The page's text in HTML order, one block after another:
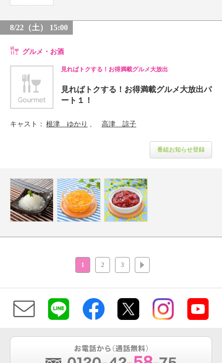
8/22（土） 15:00
グルメ・お酒
見ればトクする！お得満載グルメ大放出
見ればトクする！お得満載グルメ大放出パ
ート１！
キャスト 根津 ゆかり 高津 諒子
番組お知らせ登録
1 2 3